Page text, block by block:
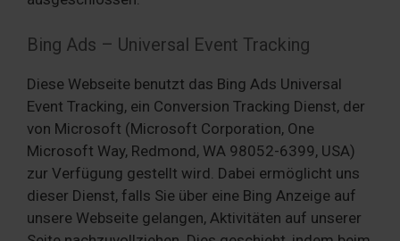
Bing Ads – Universal Event Tracking
Diese Webseite benutzt das Bing Ads Universal
Event Tracking, ein Conversion Tracking Dienst, der
von Microsoft (Microsoft Corporation, One
Microsoft Way, Redmond, WA 98052-6399, USA)
zur Verfügung gestellt wird. Dabei ermöglicht uns
dieser Dienst, falls Sie über eine Bing Anzeige auf
unsere Webseite gelangen, Aktivitäten auf unserer